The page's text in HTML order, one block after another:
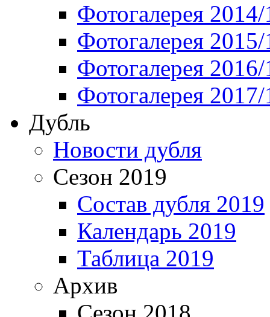
Фотогалерея
Фотогалерея
Фотогалерея
Фотогалерея
Дубль
Новости дубля
Сезон 2019
Состав дубля 2019
Календарь 2019
Таблица 2019
Архив